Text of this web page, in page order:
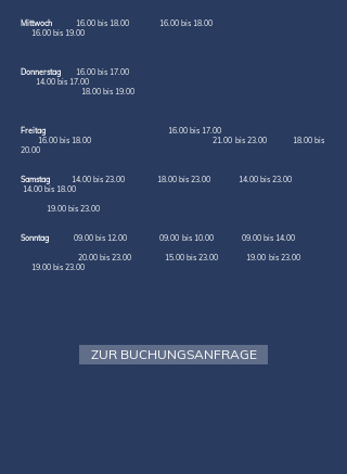
Mittwoch 16.00 bis 18.00 16.00 bis 18.00
16.00 bis 19.00
Donnerstag
16.00 bis 17.00
14.00 bis 17.00
18.00 bis 19.00
Freitag 16.00 bis 17.00
16.00 bis 18.00 21.00 bis 23.00
18.00 bis
20.00
Samstag 14.00 bis 23.00 18.00 bis 23.00 14.00 bis 23.00
14.00 bis 18.00
19.00 bis 23.00
Sonntag 09.00 bis 12.00 09.00 bis 10.00 09.00 bis 14.00
20.00 bis 23.00 15.00 bis 23.00 19.00 bis 23.00
19.00 bis 23.00
ZUR BUCHUNGSANFRAGE